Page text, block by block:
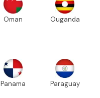
Oman Ouganda
Panama Paraguay